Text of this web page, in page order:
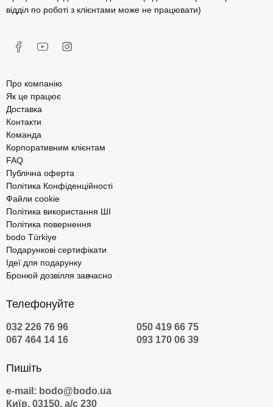
відділ по роботі з клієнтами може не працювати)
Про компанію
Як це працює
Доставка
Контакти
Команда
Корпоративним клієнтам
FAQ
Публічна оферта
Політика Конфіденційності
Файли cookie
Політика використання ШІ
Політика повернення
bodo Türkiye
Подарункові сертифікати
Ідеї для подарунку
Бронюй дозвілля завчасно
Телефонуйте
032 226 76 96
050 419 66 75
067 464 14 16
093 170 06 39
Пишіть
e-mail: bodo@bodo.ua
Київ, 03150, а/с 230